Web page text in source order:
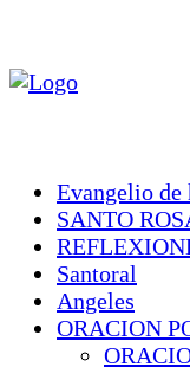
Evangelio de
SANTO
Santoral
Angeles
ORACION